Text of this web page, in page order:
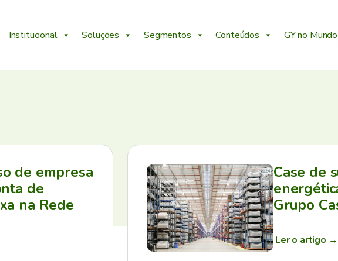
Institucional Soluções Segmentos Conteúdos GY no Mundo
de empresa
de
na Rede
Case de
Grupo
Ler o artigo →